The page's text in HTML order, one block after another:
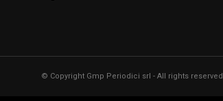
© Copyright Gmp Periodici srl - All rights reserved